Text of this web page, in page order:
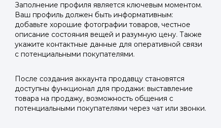
Заполнение профиля является ключевым моментом.
Ваш профиль должен быть информативным:
добавьте хорошие фотографии товаров, честное
описание состояния вещей и разумную цену. Также
укажите контактные данные для оперативной связи
с потенциальными покупателями.
После создания аккаунта продавцу становятся
доступны функционал для продажи: выставление
товара на продажу, возможность общения с
потенциальными покупателями через чат или звонки.